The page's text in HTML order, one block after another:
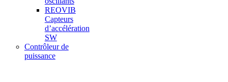
REOVIB
Capteurs
d’accélération
SW
Contrôleur de
puissance